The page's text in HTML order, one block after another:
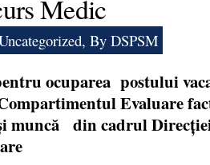
Medic
, By DSPSM
ocuparea postului
Evaluare
muncă din cadrul